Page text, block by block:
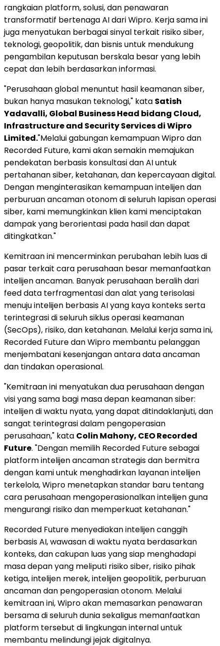
rangkaian platform, solusi, dan penawaran
transformatif bertenaga AI dari Wipro. Kerja sama ini
juga menyatukan berbagai sinyal terkait risiko siber,
teknologi, geopolitik, dan bisnis untuk mendukung
pengambilan keputusan berskala besar yang lebih
cepat dan lebih berdasarkan informasi.
"Perusahaan global menuntut hasil keamanan siber,
bukan hanya masukan teknologi," kata Satish
Yadavalli, Global Business Head bidang Cloud,
Infrastructure and Security Services di Wipro
Limited."Melalui gabungan kemampuan Wipro dan
Recorded Future, kami akan semakin memajukan
pendekatan berbasis konsultasi dan AI untuk
pertahanan siber, ketahanan, dan kepercayaan digital.
Dengan menginterasikan kemampuan intelijen dan
perburuan ancaman otonom di seluruh lapisan operasi
siber, kami memungkinkan klien kami menciptakan
dampak yang berorientasi pada hasil dan dapat
ditingkatkan."
Kemitraan ini mencerminkan perubahan lebih luas di
pasar terkait cara perusahaan besar memanfaatkan
intelijen ancaman. Banyak perusahaan beralih dari
feed data terfragmentasi dan alat yang terisolasi
menuju intelijen berbasis AI yang kaya konteks serta
terintegrasi di seluruh siklus operasi keamanan
(SecOps), risiko, dan ketahanan. Melalui kerja sama ini,
Recorded Future dan Wipro membantu pelanggan
menjembatani kesenjangan antara data ancaman
dan tindakan operasional.
"Kemitraan ini menyatukan dua perusahaan dengan
visi yang sama bagi masa depan keamanan siber:
intelijen di waktu nyata, yang dapat ditindaklanjuti, dan
sangat terintegrasi dalam pengoperasian
perusahaan," kata Colin Mahony, CEO Recorded
Future. "Dengan memilih Recorded Future sebagai
platform intelijen ancaman strategis dan bermitra
dengan kami untuk menghadirkan layanan intelijen
terkelola, Wipro menetapkan standar baru tentang
cara perusahaan mengoperasionalkan intelijen guna
mengurangi risiko dan memperkuat ketahanan."
Recorded Future menyediakan intelijen canggih
berbasis AI, wawasan di waktu nyata berdasarkan
konteks, dan cakupan luas yang siap menghadapi
masa depan yang meliputi risiko siber, risiko pihak
ketiga, intelijen merek, intelijen geopolitik, perburuan
ancaman dan pengoperasian otonom. Melalui
kemitraan ini, Wipro akan memasarkan penawaran
bersama di seluruh dunia sekaligus memanfaatkan
platform tersebut di lingkungan internal untuk
membantu melindungi jejak digitalnya.